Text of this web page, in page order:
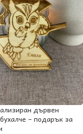
дървен
– подарък за